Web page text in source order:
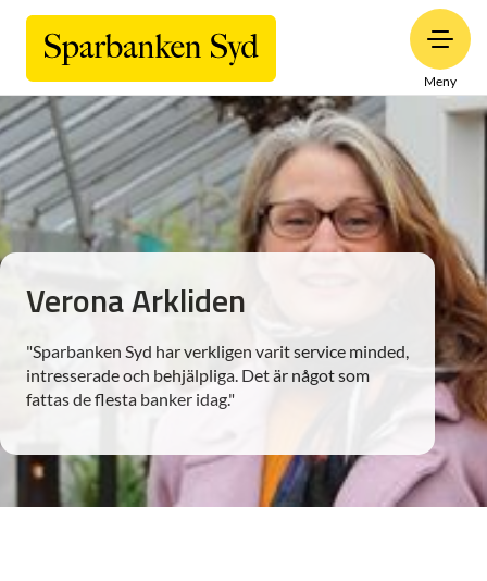
Meny
Verona Arkliden
"Sparbanken Syd har verkligen varit service minded,
intresserade och behjälpliga. Det är något som
fattas de flesta banker idag."